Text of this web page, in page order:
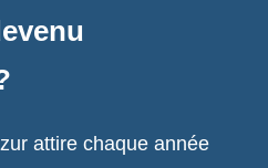
attire chaque année